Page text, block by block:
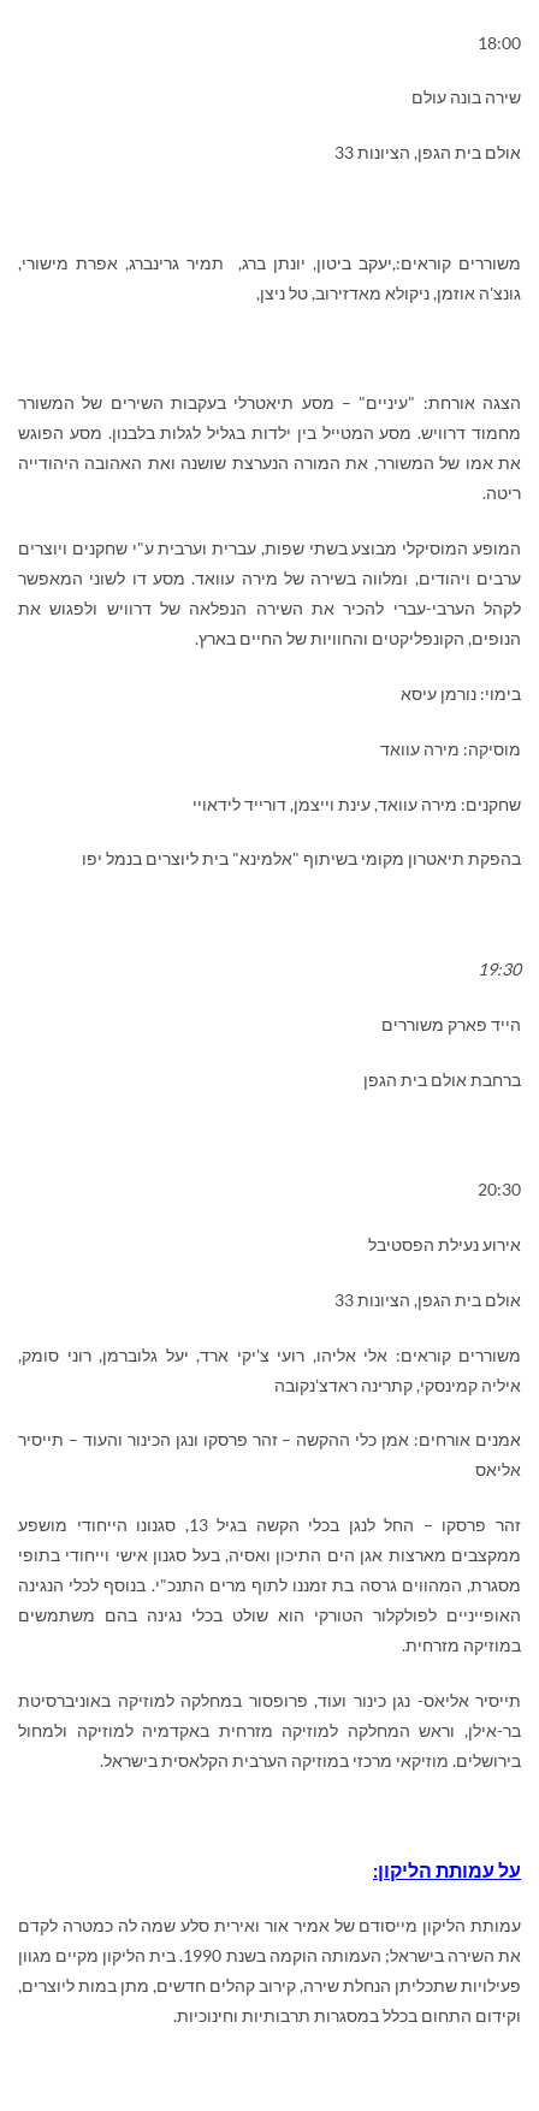
18:00
שירה בונה עולם
אולם בית הגפן, הציונות 33
משוררים קוראים:,יעקב ביטון, יונתן ברג, תמיר גרינברג, אפרת מישורי,
גונצ'ה אוזמן, ניקולא מאדזירוב, טל ניצן,
הצגה אורחת: "עיניים" – מסע תיאטרלי בעקבות השירים של המשורר
מחמוד דרוויש. מסע המטייל בין ילדות בגליל לגלות בלבנון. מסע הפוגש
את אמו של המשורר, את המורה הנערצת שושנה ואת האהובה היהודייה
ריטה.
המופע המוסיקלי מבוצע בשתי שפות, עברית וערבית ע"י שחקנים ויוצרים
ערבים ויהודים, ומלווה בשירה של מירה עוואד. מסע דו לשוני המאפשר
לקהל הערבי-עברי להכיר את השירה הנפלאה של דרוויש ולפגוש את
הנופים, הקונפליקטים והחוויות של החיים בארץ.
בימוי: נורמן עיסא
מוסיקה: מירה עוואד
שחקנים: מירה עוואד, עינת וייצמן, דורייד לידאויי
בהפקת תיאטרון מקומי בשיתוף "אלמינא" בית ליוצרים בנמל יפו
19:30
הייד פארק משוררים
ברחבת אולם בית הגפן
20:30
אירוע נעילת הפסטיבל
אולם בית הגפן, הציונות 33
משוררים קוראים: אלי אליהו, רועי צ'יקי ארד, יעל גלוברמן, רוני סומק,
איליה קמינסקי, קתרינה ראדצ'נקובה
אמנים אורחים: אמן כלי ההקשה – זהר פרסקו ונגן הכינור והעוד – תייסיר
אליאס
זהר פרסקו – החל לנגן בכלי הקשה בגיל 13, סגנונו הייחודי מושפע
ממקצבים מארצות אגן הים התיכון ואסיה, בעל סגנון אישי וייחודי בתופי
מסגרת, המהווים גרסה בת זמננו לתוף מרים התנכ"י. בנוסף לכלי הנגינה
האופייניים לפולקלור הטורקי הוא שולט בכלי נגינה בהם משתמשים
במוזיקה מזרחית.
תייסיר אליאס- נגן כינור ועוד, פרופסור במחלקה למוזיקה באוניברסיטת
בר-אילן, וראש המחלקה למוזיקה מזרחית באקדמיה למוזיקה ולמחול
בירושלים. מוזיקאי מרכזי במוזיקה הערבית הקלאסית בישראל.
על עמותת הליקון:
עמותת הליקון מייסודם של אמיר אור ואירית סלע שמה לה כמטרה לקדם
את השירה בישראל; העמותה הוקמה בשנת 1990. בית הליקון מקיים מגוון
פעילויות שתכליתן הנחלת שירה, קירוב קהלים חדשים, מתן במות ליוצרים,
וקידום התחום בכלל במסגרות תרבותיות וחינוכיות.